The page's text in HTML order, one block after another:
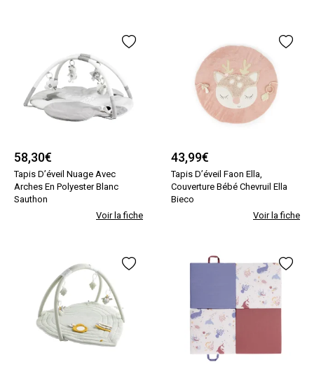
58,30€
Tapis D’éveil Nuage Avec
Arches En Polyester Blanc
Sauthon
Voir la fiche
43,99€
Tapis D’éveil Faon Ella,
Couverture Bébé Chevruil Ella
Bieco
Voir la fiche